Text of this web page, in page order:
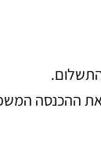
ההכנסה